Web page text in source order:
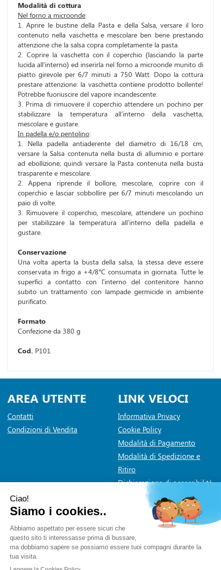
Modalità di cottura
Nel forno a microonde:
1. Aprire le bustine della Pasta e della Salsa, versare il loro
contenuto nella vaschetta e mescolare ben bene prestando
attenzione che la salsa copra completamente la pasta.
2. Coprire la vaschetta con il coperchio (lasciando la parte
lucida all’interno) ed inserirla nel forno a microonde munito di
piatto girevole per 6/7 minuti a 750 Watt. Dopo la cottura
prestare attenzione: la vaschetta contiene prodotto bollente!
Potrebbe fuoriuscire del vapore incandescente.
3. Prima di rimuovere il coperchio attendere un pochino per
stabilizzare la temperatura all’interno della vaschetta,
mescolare e gustare.
In padella e/o pentolino:
1. Nella padella antiaderente del diametro di 16/18 cm,
versare la Salsa contenuta nella busta di alluminio e portare
ad ebollizione; quindi versare la Pasta contenuta nella busta
trasparente e mescolare.
2. Appena riprende il bollore, mescolare, coprire con il
coperchio e lasciar sobbollire per 6/7 minuti mescolando un
paio di volte.
3. Rimuovere il coperchio, mescolare, attendere un pochino
per stabilizzare la temperatura all’interno della padella e
gustare.
Conservazione
Una volta aperta la busta della salsa, la stessa deve essere
conservata in frigo a +4/8°C consumata in giornata. Tutte le
superfici a contatto con l’interno del contenitore hanno
subito un trattamento con lampade germicide in ambiente
purificato.
Formato
Confezione da 380 g
Cod. P101
AREA UTENTE
Contatti
Condizioni di Vendita
LINK VELOCI
Informativa Privacy
Cookie Policy
Modalità di Pagamento
Modalità di Spedizione e
Ritiro
Dichiarazione di accessibilità
Farmaceutica Bramante
- via Pacini 30 20131 Milano (Milano)
info@farmaciabramante.it |Tel.: 022663818
01032620153 | Numero R.E.A.: